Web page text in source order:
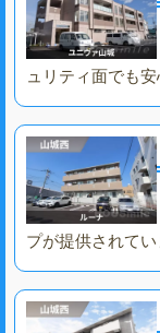
ュリティ面でも安
プが提供されてい